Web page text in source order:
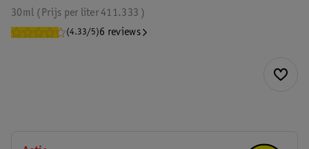
30ml 411.333
Prijs per liter
(4.33/5)6 reviews